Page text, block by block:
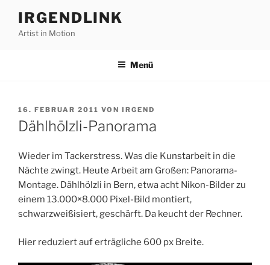
Inhalt
springen
IRGENDLINK
Artist in Motion
Menü
VERÖFFENTLICHT
AM
16. FEBRUAR 2011 VON IRGEND
Dählhölzli-Panorama
Wieder im Tackerstress. Was die Kunstarbeit in die
Nächte zwingt. Heute Arbeit am Großen: Panorama-
Montage. Dählhölzli in Bern, etwa acht Nikon-Bilder zu
einem 13.000×8.000 Pixel-Bild montiert,
schwarzweißisiert, geschärft. Da keucht der Rechner.
Hier reduziert auf erträgliche 600 px Breite.